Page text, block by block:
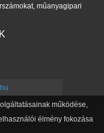
műanyagipari
működése,
élmény fokozása